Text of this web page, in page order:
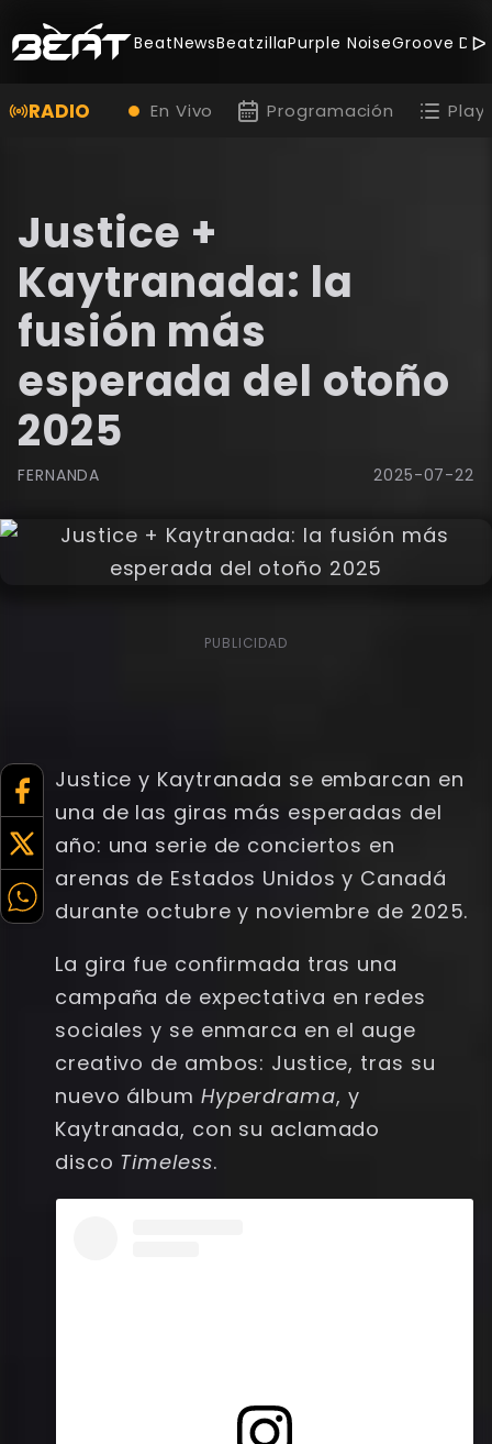
BeatNewsBeatzillaPurple NoiseGroove
RADIO En Vivo Programación
Justice +
Kaytranada: la
fusión más
esperada del otoño
2025
FERNANDA 2025-07-22
PUBLICIDAD
Justice y Kaytranada se embarcan en
una de las giras más esperadas del
año: una serie de conciertos en
arenas de Estados Unidos y Canadá
durante octubre y noviembre de 2025.
La gira fue confirmada tras una
campaña de expectativa en redes
sociales y se enmarca en el auge
creativo de ambos: Justice, tras su
nuevo álbum Hyperdrama, y
Kaytranada, con su aclamado
disco Timeless.